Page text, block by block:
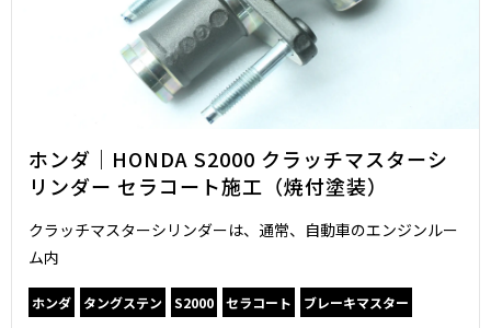
ホンダ｜HONDA S2000 クラッチマスターシ
リンダー セラコート施工（焼付塗装）
クラッチマスターシリンダーは、通常、自動車のエンジンルー
ム内
ホンダ タングステン S2000 セラコート ブレーキマスター